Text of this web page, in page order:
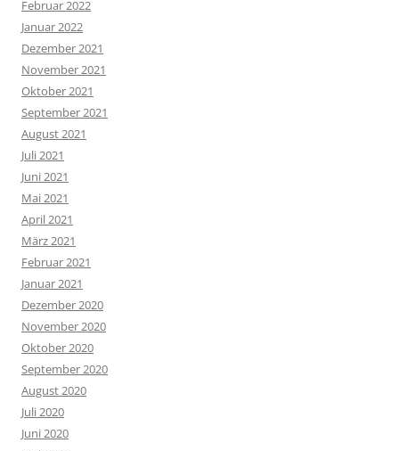
Februar 2022
Januar 2022
Dezember 2021
November 2021
Oktober 2021
September 2021
August 2021
Juli 2021
Juni 2021
Mai 2021
April 2021
März 2021
Februar 2021
Januar 2021
Dezember 2020
November 2020
Oktober 2020
September 2020
August 2020
Juli 2020
Juni 2020